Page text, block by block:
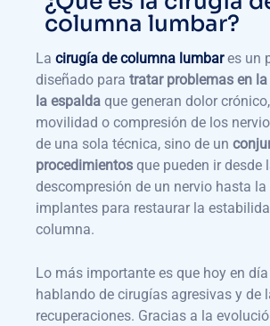
columna lumbar?
La cirugía de columna lumbares un
diseñado para tratar problemas en
la espalda que generan dolor
movilidad o compresión de los
de una sola técnica, sino de un
procedimientos que pueden ir desde
descompresión de un nervio hasta
implantes para restaurar la
columna.
Lo más importante es que hoy en
hablando de cirugías agresivas y de
recuperaciones. Gracias a la